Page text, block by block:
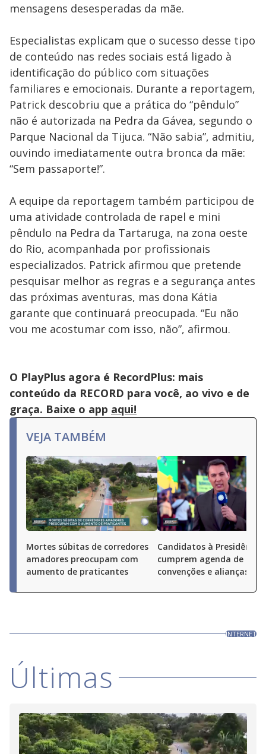
mensagens desesperadas da mãe.
Especialistas explicam que o sucesso desse tipo
de conteúdo nas redes sociais está ligado à
identificação do público com situações
familiares e emocionais. Durante a reportagem,
Patrick descobriu que a prática do “pêndulo”
não é autorizada na Pedra da Gávea, segundo o
Parque Nacional da Tijuca. “Não sabia”, admitiu,
ouvindo imediatamente outra bronca da mãe:
“Sem passaporte!”.
A equipe da reportagem também participou de
uma atividade controlada de rapel e mini
pêndulo na Pedra da Tartaruga, na zona oeste
do Rio, acompanhada por profissionais
especializados. Patrick afirmou que pretende
pesquisar melhor as regras e a segurança antes
das próximas aventuras, mas dona Kátia
garante que continuará preocupada. “Eu não
vou me acostumar com isso, não”, afirmou.
O PlayPlus agora é RecordPlus: mais
conteúdo da RECORD para você, ao vivo e de
graça. Baixe o app aqui!
VEJA TAMBÉM
Mortes súbitas de corredores
amadores preocupam com
aumento de praticantes
Candidatos à Presidência
cumprem agenda de
convenções e alianças
INTERNET
Últimas